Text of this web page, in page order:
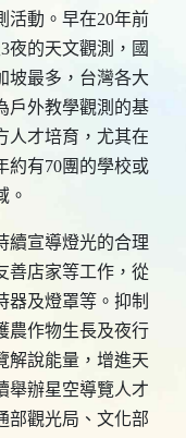
活動。早在20年前
夜的天文觀測，國
坡最多，台灣各大
戶外教學觀測的基
人才培育，尤其在
約有70團的學校或
。
續宣導燈光的合理
善店家等工作，從
器及燈罩等。抑制
農作物生長及夜行
解說能量，增進天
舉辦星空導覽人才
部觀光局、文化部